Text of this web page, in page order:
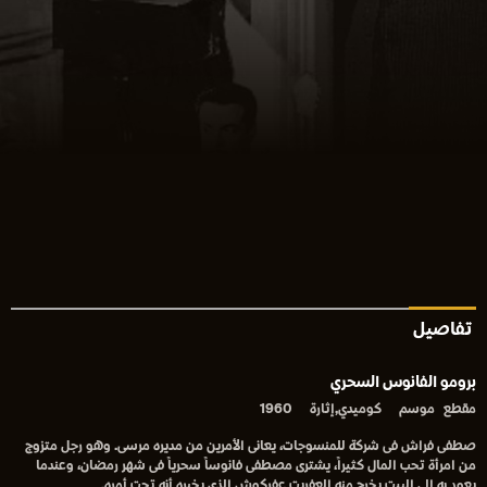
تفاصيل
برومو الفانوس السحري
مقطع موسم كوميدي,إثارة 1960
صطفى فراش فى شركة للمنسوجات، يعانى الأمرين من مديره مرسى. وهو رجل متزوج
من امرأة تحب المال كثيراً، يشترى مصطفى فانوساً سحرياً فى شهر رمضان، وعندما